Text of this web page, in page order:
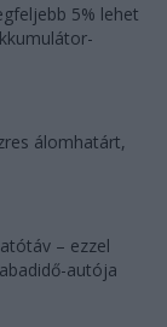
5% lehet
álomhatárt,
– ezzel
autója